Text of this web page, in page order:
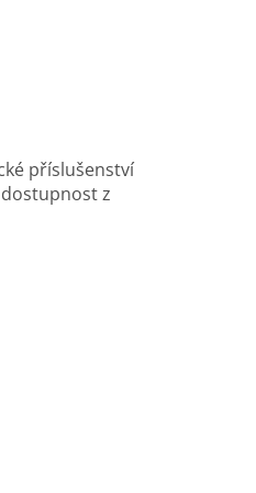
příslušenství
z